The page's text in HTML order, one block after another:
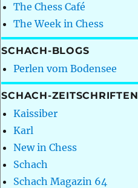
The Chess Café
The Week in Chess
SCHACH-BLOGS
Perlen vom Bodensee
SCHACH-ZEITSCHRIFTEN
Kaissiber
Karl
New in Chess
Schach
Schach Magazin 64